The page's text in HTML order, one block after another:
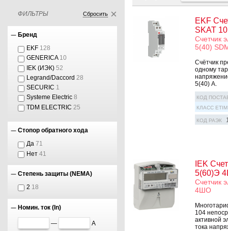
ФИЛЬТРЫ Сбросить
Бренд
EKF 128
GENERICA 10
IEK (ИЭК) 52
Legrand/Daccord 28
SECURIC 1
Systeme Electric 8
TDM ELECTRIC 25
Стопор обратного хода
Да 71
Нет 41
Степень защиты (NEMA)
2 18
Номин. ток (In)
— А
EKF
SKAT
Счетчик
5(40)
Счётчик
одному
5(40) А.
КОД
КЛАСС ETIM
КОД РАЭК
IEK
5(60)Э
Счетчик
4ШО
104
активной
тока